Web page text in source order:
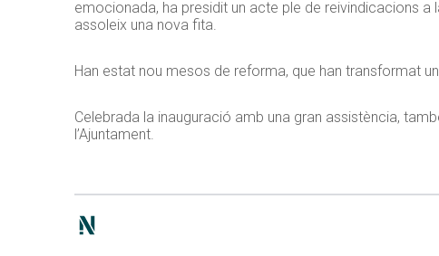
emocionada, ha presidit un acte ple de reivindicacions
assoleix una nova fita.
Han estat nou mesos de reforma, que han transformat
Celebrada la inauguració amb una gran assistència,
l’Ajuntament.